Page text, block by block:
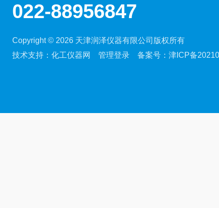
022-88956847
Copyright © 2026 天津润泽仪器有限公司版权所有
技术支持： 化工仪器网 管理登录 备案号： 津ICP备